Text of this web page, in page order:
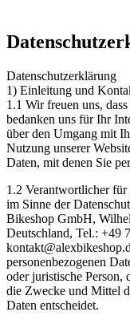
Datenschutzerklärung
1) Einleitung und
1.1 Wir freuen uns,
bedanken uns für Ihr
über den Umgang mit
Nutzung unserer
Daten, mit denen Sie
1.2 Verantwortlicher für
im Sinne der
Bikeshop GmbH,
Deutschland, Tel.: +49
personenbezogenen
oder juristische Person,
die Zwecke und Mittel
Daten entscheidet.